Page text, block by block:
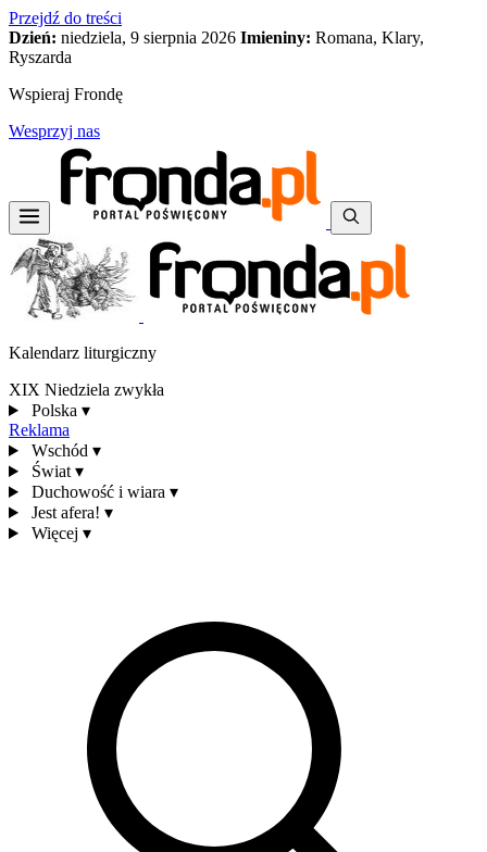
Przejdź do treści
Dzień: niedziela, 9 sierpnia 2026 Imieniny: Romana, Klary,
Ryszarda
Wspieraj Frondę
Wesprzyj nas
Kalendarz liturgiczny
XIX Niedziela zwykła
Polska ▾
Reklama
Wschód ▾
Świat ▾
Duchowość i wiara ▾
Jest afera! ▾
Więcej ▾